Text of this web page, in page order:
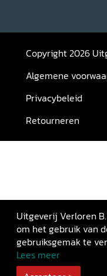
Copyright 2026
Algemene
Privacybeleid
Retourneren
Uitgeverij Verloren
om het gebruik van
gebruiksgemak te
Lees meer